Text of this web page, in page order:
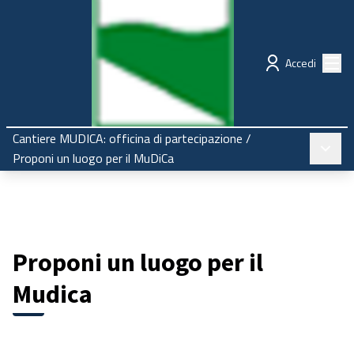
Regione Emilia-Romagna Partecipazione
Accedi
Cantiere MUDICA: officina di partecipazione /
Proponi un luogo per il MuDiCa
Proponi un luogo per il
Mudica